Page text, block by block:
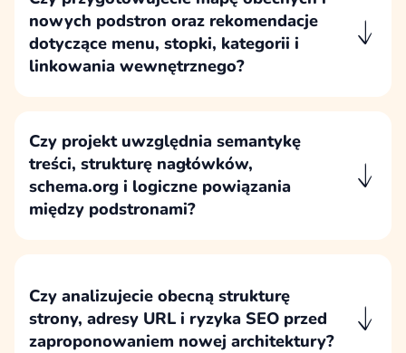
organicznej.
nowych podstron oraz rekomendacje
dotyczące menu, stopki, kategorii i
linkowania wewnętrznego?
które porządkują menu, stopkę, kategorie i
logiczne przejścia między treściami.
Czy projekt uwzględnia semantykę
treści, strukturę nagłówków,
schema.org i logiczne powiązania
między podstronami?
podstronami wspierające użytkownika oraz
indeksację.
Czy analizujecie obecną strukturę
strony, adresy URL i ryzyka SEO przed
zaproponowaniem nowej architektury?